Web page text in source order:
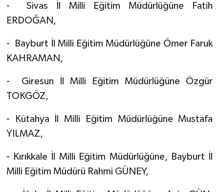
- Sivas İl Milli Eğitim Müdürlüğüne Fatih
ERDOĞAN,
- Bayburt İl Milli Eğitim Müdürlüğüne Ömer Faruk
KAHRAMAN,
- Giresun İl Milli Eğitim Müdürlüğüne Özgür
TOKGÖZ,
- Kütahya İl Milli Eğitim Müdürlüğüne Mustafa
YILMAZ,
- Kırıkkale İl Milli Eğitim Müdürlüğüne, Bayburt İl
Milli Eğitim Müdürü Rahmi GÜNEY,